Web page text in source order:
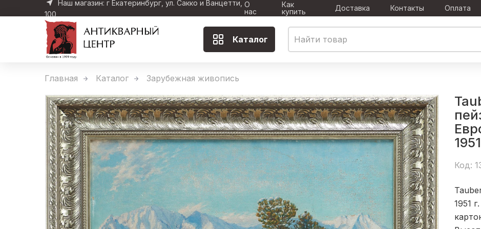
Наш магазин: г Екатеринбург, ул. Сакко и Ванцетти,
100
О
нас
Как
купить
Доставка Контакты Оплата
Каталог
Главная Каталог Зарубежная живопись
1951
Код:
1951 г.